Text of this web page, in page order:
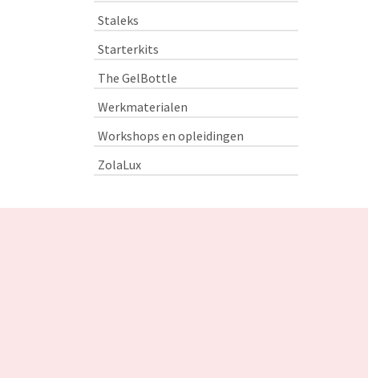
Staleks
Starterkits
The GelBottle
Werkmaterialen
Workshops en opleidingen
ZolaLux